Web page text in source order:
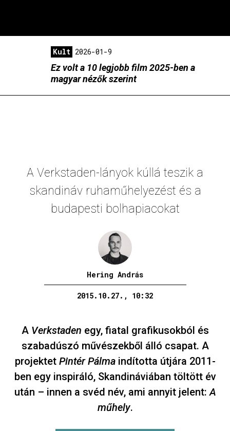
Kult 2026-01-9
Ez volt a 10 legjobb film 2025-ben a
magyar nézők szerint
A Verkstaden-lányok kúllá teszik a
skandináv ruhaműhelyezést és a
budapesti bolhapiacokat
Hering András
2015.10.27., 10:32
A Verkstaden egy, fiatal grafikusokból és
szabadúszó művészekből álló csapat. A
projektet Pintér Pálmaindította útjára 2011-
ben egy inspiráló, Skandináviában töltött év
után – innen a svéd név, ami annyit jelent:A
műhely.